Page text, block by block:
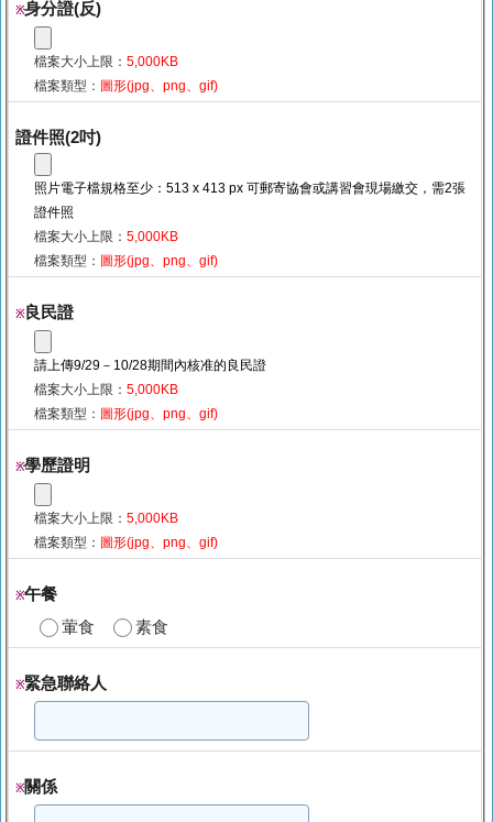
※身分證(反)
檔案大小上限： 5,000KB
檔案類型： 圖形(jpg、png、gif)
證件照(2吋)
照片電子檔規格至少：513 x 413 px 可郵寄協會或講習會現場繳交，需2張
證件照
檔案大小上限： 5,000KB
檔案類型： 圖形(jpg、png、gif)
※良民證
請上傳9/29－10/28期間內核准的良民證
檔案大小上限： 5,000KB
檔案類型： 圖形(jpg、png、gif)
※學歷證明
檔案大小上限： 5,000KB
檔案類型： 圖形(jpg、png、gif)
※午餐
葷食 素食
※緊急聯絡人
※關係